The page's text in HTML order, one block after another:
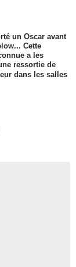
un Oscar avant
Cette
a les
ressortie de
dans les salles